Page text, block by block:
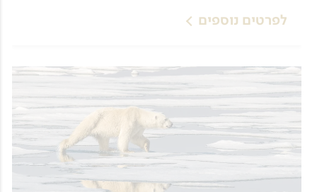
לפרטים נוספים